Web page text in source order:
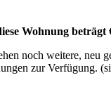
Wohnung beträgt
noch weitere, neu
zur Verfügung.